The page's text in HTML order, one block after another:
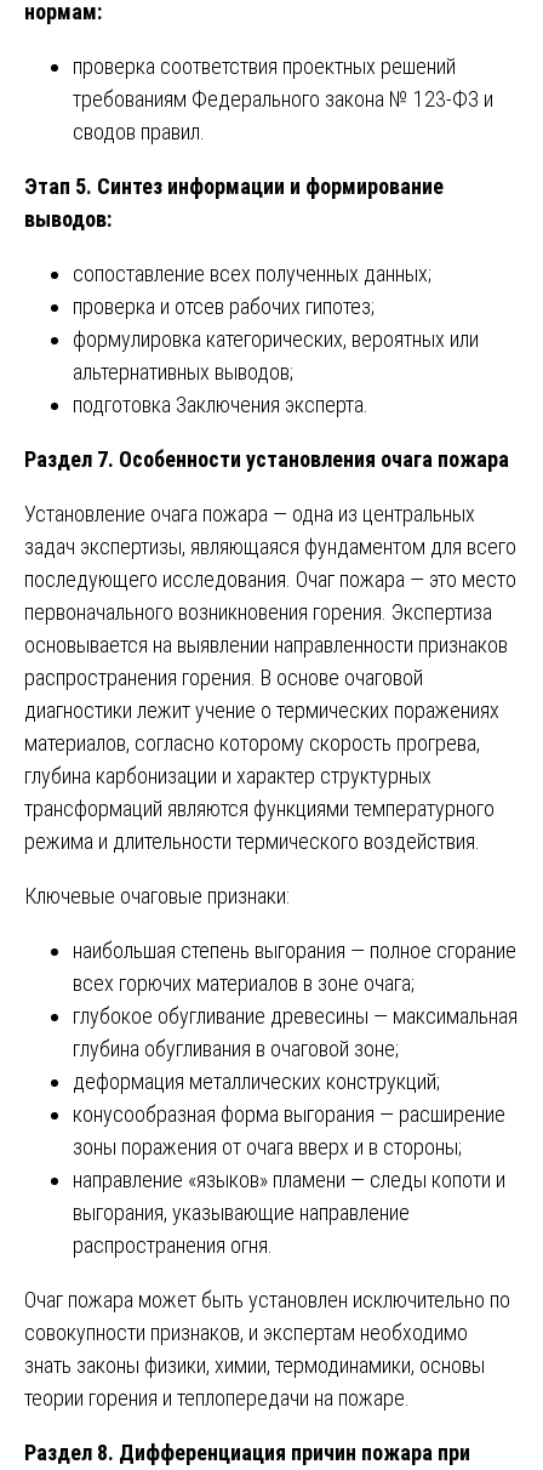
нормам:
проверка соответствия проектных решений
требованиям Федерального закона № 123-ФЗ и
сводов правил.
Этап 5. Синтез информации и формирование
выводов:
сопоставление всех полученных данных;
проверка и отсев рабочих гипотез;
формулировка категорических, вероятных или
альтернативных выводов;
подготовка Заключения эксперта.
Раздел 7. Особенности установления очага пожара
Установление очага пожара — одна из центральных
задач экспертизы, являющаяся фундаментом для всего
последующего исследования. Очаг пожара — это место
первоначального возникновения горения. Экспертиза
основывается на выявлении направленности признаков
распространения горения. В основе очаговой
диагностики лежит учение о термических поражениях
материалов, согласно которому скорость прогрева,
глубина карбонизации и характер структурных
трансформаций являются функциями температурного
режима и длительности термического воздействия.
Ключевые очаговые признаки:
наибольшая степень выгорания — полное сгорание
всех горючих материалов в зоне очага;
глубокое обугливание древесины — максимальная
глубина обугливания в очаговой зоне;
деформация металлических конструкций;
конусообразная форма выгорания — расширение
зоны поражения от очага вверх и в стороны;
направление «языков» пламени — следы копоти и
выгорания, указывающие направление
распространения огня.
Очаг пожара может быть установлен исключительно по
совокупности признаков, и экспертам необходимо
знать законы физики, химии, термодинамики, основы
теории горения и теплопередачи на пожаре.
Раздел 8. Дифференциация причин пожара при